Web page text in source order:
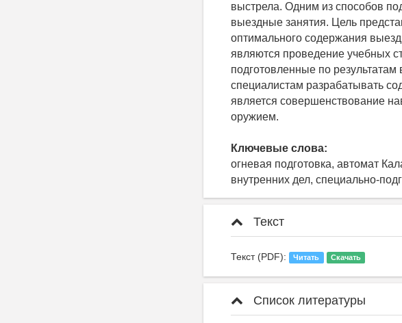
выстрела. Одним из способов
выездные занятия. Цель
оптимального содержания
являются проведение учебных
подготовленные по
специалистам разрабатывать
является совершенствование
оружием.
Ключевые слова:
огневая подготовка, автомат
внутренних дел, специально-
Текст
Текст (PDF): Читать Скачать
Список литературы